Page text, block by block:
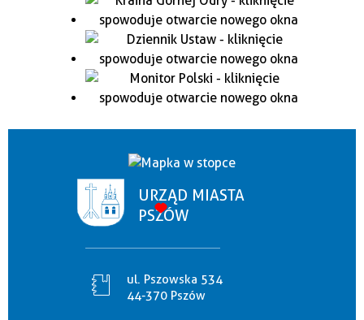
URZĄD MIASTA
PSZÓW
ul. Pszowska 534
44-370 Pszów